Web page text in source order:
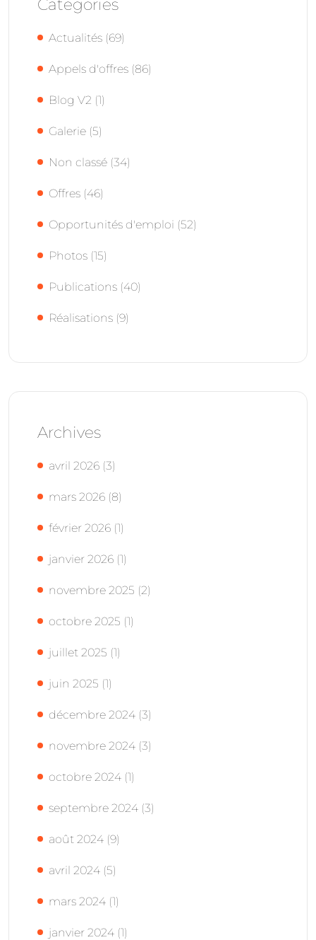
Categories
Actualités (69)
Appels d'offres (86)
Blog V2 (1)
Galerie (5)
Non classé (34)
Offres (46)
Opportunités d'emploi (52)
Photos (15)
Publications (40)
Réalisations (9)
Archives
avril 2026 (3)
mars 2026 (8)
février 2026 (1)
janvier 2026 (1)
novembre 2025 (2)
octobre 2025 (1)
juillet 2025 (1)
juin 2025 (1)
décembre 2024 (3)
novembre 2024 (3)
octobre 2024 (1)
septembre 2024 (3)
août 2024 (9)
avril 2024 (5)
mars 2024 (1)
janvier 2024 (1)